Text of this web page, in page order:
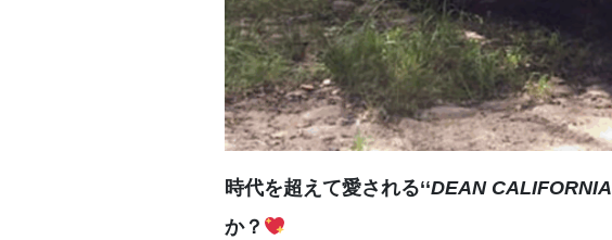
時代を超えて愛される‘‘DEAN CALIFORNIA
か？